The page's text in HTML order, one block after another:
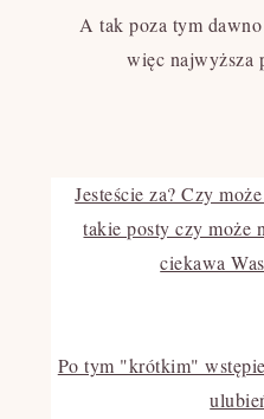
A tak poza tym
więc najwyższa
Jesteście za? Czy
takie posty czy może
ciekawa
Po tym "krótkim"